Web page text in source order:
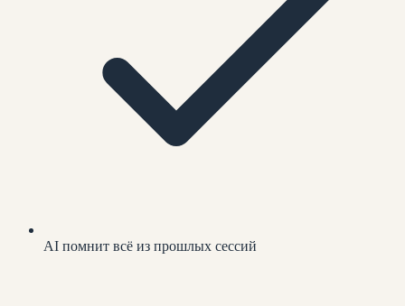
AI помнит всё из прошлых сессий